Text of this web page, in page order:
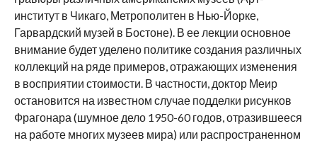
институт в Чикаго, Метрополитен в Нью-Йорке,
Гарвардский музей в Бостоне). В ее лекции основное
внимание будет уделено политике создания различных
коллекций на ряде примеров, отражающих изменения
в восприятии стоимости. В частности, доктор Меир
остановится на известном случае подделки рисунков
Фрагонара (шумное дело 1950-60 годов, отразившееся
на работе многих музеев мира) или распространенном